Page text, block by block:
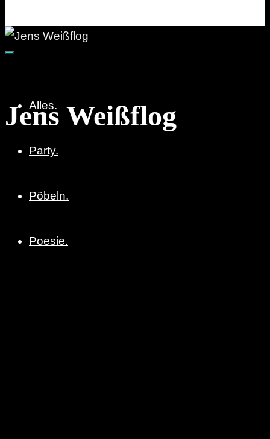
Alles.
Party.
Pöbeln.
Poesie.
Jens Weißflog